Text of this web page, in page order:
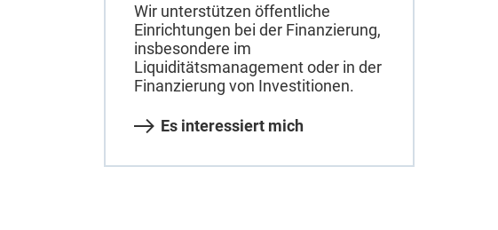
Wir unterstützen öffentliche
Einrichtungen bei der Finanzierung,
insbesondere im
Liquiditätsmanagement oder in der
Finanzierung von Investitionen.
Es interessiert mich